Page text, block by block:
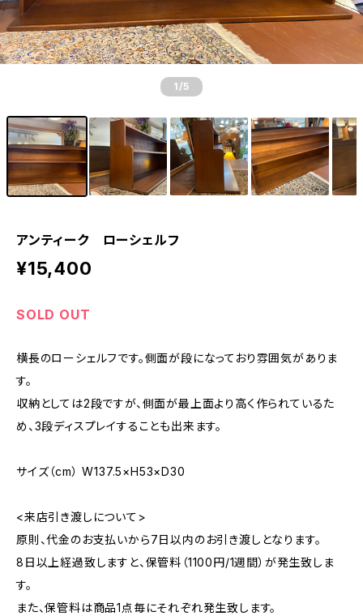
1 /5
アンティーク ローシェルフ
¥15,400
SOLD OUT
横長のローシェルフです。側面が段になっており雰囲気がありま
す。
収納としては2段ですが、側面が最上面より高く作られているた
め、3段ディスプレイすることも出来ます。
サイズ（cm） W137.5×H53×D30
<来店引き渡しについて>
原則、代金のお支払いから7日以内のお引き渡しとなります。
8日以上経過致しますと、保管料（1100円/1週間）が発生致しま
す。
また、保管料は商品1点毎にそれぞれ発生致します。